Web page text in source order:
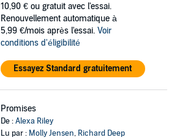
10,90 € ou gratuit avec l'essai.
Renouvellement automatique à
5,99 €/mois après l'essai. Voir
conditions d'éligibilité
Essayez Standard gratuitement
Promises
De :Alexa Riley
Lu par : Molly Jensen, Richard Deep